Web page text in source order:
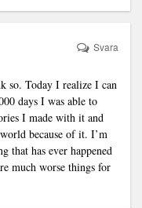
so. Today I realize I can
days I was able to
I made with it and
because of it. I’m
that has ever happened
much worse things for
Svara